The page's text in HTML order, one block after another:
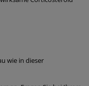
wie in dieser